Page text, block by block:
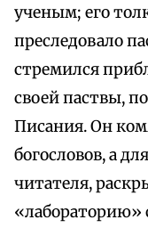
ученым; его
преследовало
стремился
своей паствы,
Писания. Он
богословов, а
читателя,
«лабораторию»